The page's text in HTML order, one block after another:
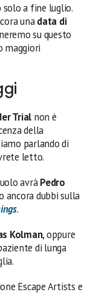
a fine luglio.
unadata di
su questo
maggiori
Trial non è
della
parlando di
letto.
avràPedro
ancora dubbi sulla
.
Kolman, oppure
di lunga
Escape Artists e